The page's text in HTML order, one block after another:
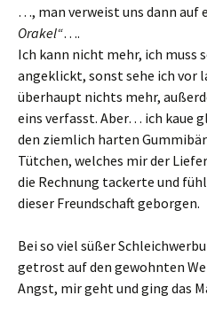
…, man verweist uns dann auf
Orakel“….
Ich kann nicht mehr, ich muss
angeklickt, sonst sehe ich vor
überhaupt nichts mehr,
eins verfasst. Aber… ich kaue
den ziemlich harten
Tütchen, welches mir der
die Rechnung tackerte und
dieser Freundschaft geborgen.
Bei so viel süßer
getrost auf den gewohnten
Angst, mir geht und ging das